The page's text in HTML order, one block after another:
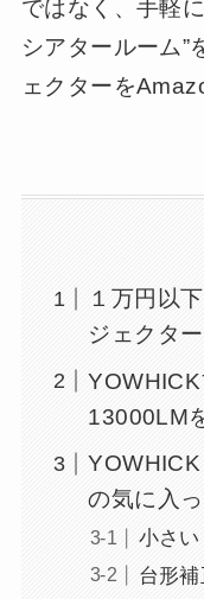
ではなく、手軽
シアタールーム”
ェクターを
１万円以
ジェクタ
13000LM
の気に入
小さい
台形